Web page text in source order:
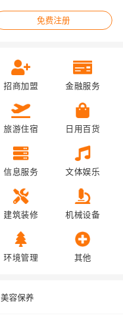
免费注册
招商加盟 金融服务
旅游住宿 日用百货
信息服务 文体娱乐
建筑装修 机械设备
环境管理 其他
美容保养